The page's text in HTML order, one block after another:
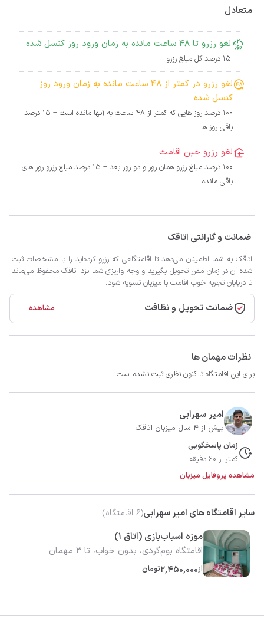
متعادل
لغو رزرو تا 48 ساعت مانده به زمان ورود روز کنسل شده
15 درصد کل مبلغ رزرو
لغو رزرو در کمتر از 48 ساعت مانده به زمان ورود روز
کنسل شده
100 درصد روز هایی که کمتر از 48 ساعت به آنها مانده است + 15 درصد
باقی روز ها
لغو رزرو حین اقامت
100 درصد مبلغ رزرو همان روز و دو روز بعد + 15 درصد مبلغ رزرو روز های
باقی مانده
ضمانت و گارانتی اتاقک
اتاقک به شما اطمینان می‌دهد تا اقامتگاهی که رزرو کرده‌اید را با مشخصات ثبت
شده آن در زمان مقرر تحویل بگیرید و وجه واریزی شما نزد اتاقک محفوظ می‌ماند
تا درپایان تجربه خوب اقامت با میزبان تسویه شود.
ضمانت تحویل و نظافت مشاهده
نظرات مهمان ها
برای این اقامتگاه تا کنون نظری ثبت نشده است.
امیر سهرابی
بیش از 4 سال میزبان اتاقک
زمان پاسخگویی
کمتر از 60 دقیقه
مشاهده پروفایل میزبان
سایر اقامتگاه های امیر سهرابی(
6 اقامتگاه)
موزه اسباب‌بازی (اتاق 1)
اقامتگاه بوم‌گردی، بدون خواب، تا 3 مهمان
از2,450,000تومان